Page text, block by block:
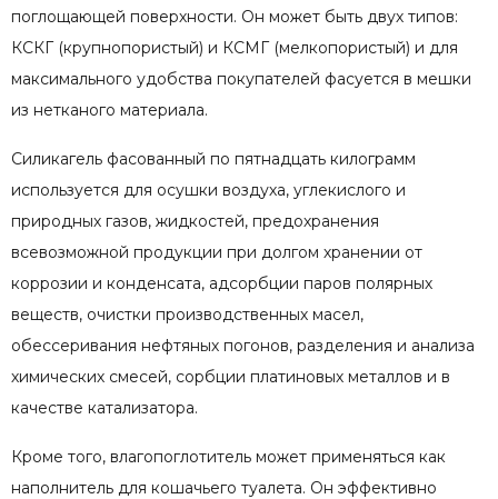
поглощающей поверхности. Он может быть двух типов:
КСКГ (крупнопористый) и КСМГ (мелкопористый) и для
максимального удобства покупателей фасуется в мешки
из нетканого материала.
Силикагель фасованный по пятнадцать килограмм
используется для осушки воздуха, углекислого и
природных газов, жидкостей, предохранения
всевозможной продукции при долгом хранении от
коррозии и конденсата, адсорбции паров полярных
веществ, очистки производственных масел,
обессеривания нефтяных погонов, разделения и анализа
химических смесей, сорбции платиновых металлов и в
качестве катализатора.
Кроме того, влагопоглотитель может применяться как
наполнитель для кошачьего туалета. Он эффективно